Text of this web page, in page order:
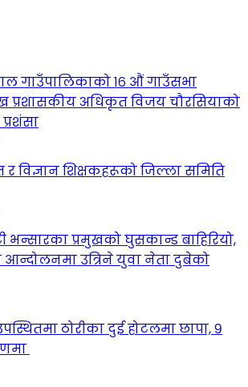
गाउँपालिकाको १६ औं गाउँसभा
प्रशासकीय अधिकृत विजय चौरसियाको
र विज्ञान शिक्षकहरूको जिल्ला समिति
भन्सारका प्रमुखको घुसकान्ड बाहिरियो,
आन्दोलनमा उत्रिने युवा नेता दुबेको
ठोरीका दुई होटलमा छापा, ९